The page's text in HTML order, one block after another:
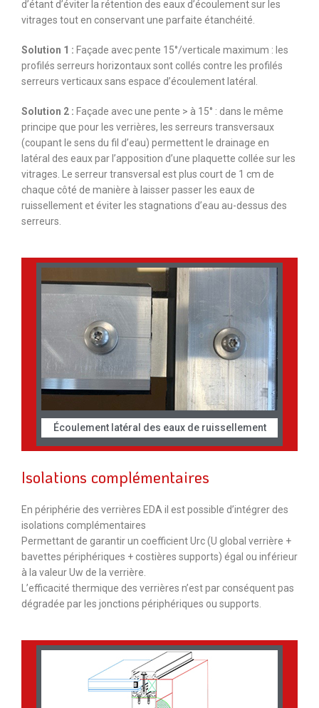
d’étant d’éviter la rétention des eaux d’écoulement sur les
vitrages tout en conservant une parfaite étanchéité.
Solution 1 : Façade avec pente 15°/verticale maximum : les
profilés serreurs horizontaux sont collés contre les profilés
serreurs verticaux sans espace d’écoulement latéral.
Solution 2 : Façade avec une pente > à 15° : dans le même
principe que pour les verrières, les serreurs transversaux
(coupant le sens du fil d’eau) permettent le drainage en
latéral des eaux par l’apposition d’une plaquette collée sur les
vitrages. Le serreur transversal est plus court de 1 cm de
chaque côté de manière à laisser passer les eaux de
ruissellement et éviter les stagnations d’eau au-dessus des
serreurs.
Écoulement latéral des eaux de ruissellement
Isolations complémentaires
En périphérie des verrières EDA il est possible d’intégrer des
isolations complémentaires
Permettant de garantir un coefficient Urc (U global verrière +
bavettes périphériques + costières supports) égal ou inférieur
à la valeur Uw de la verrière.
L’efficacité thermique des verrières n’est par conséquent pas
dégradée par les jonctions périphériques ou supports.